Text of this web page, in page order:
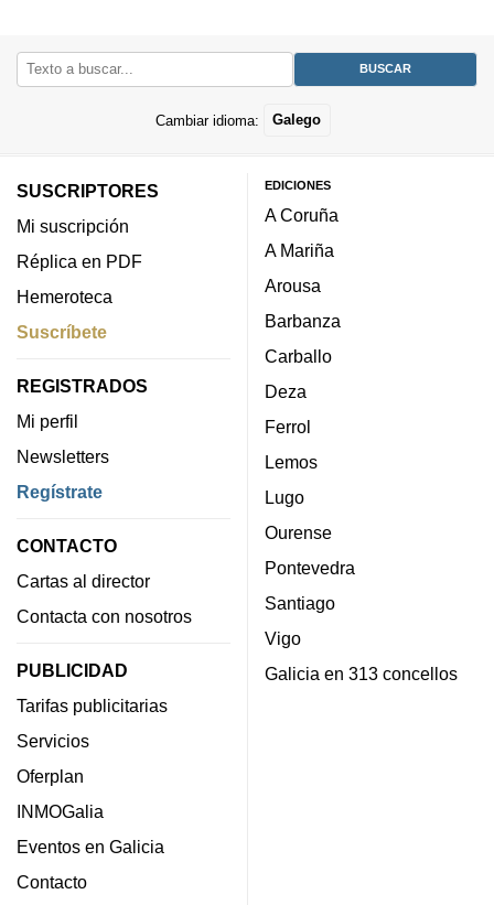
Cambiar idioma: Galego
SUSCRIPTORES
Mi suscripción
Réplica en PDF
Hemeroteca
Suscríbete
REGISTRADOS
Mi perfil
Newsletters
Regístrate
CONTACTO
Cartas al director
Contacta con nosotros
PUBLICIDAD
Tarifas publicitarias
Servicios
Oferplan
INMOGalia
Eventos en Galicia
Contacto
EDICIONES
A Coruña
A Mariña
Arousa
Barbanza
Carballo
Deza
Ferrol
Lemos
Lugo
Ourense
Pontevedra
Santiago
Vigo
Galicia en 313 concellos